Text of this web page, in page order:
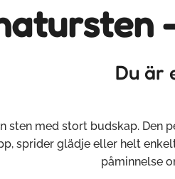
Du är
sten med stort budskap. Den
sprider glädje eller helt
påminnelse